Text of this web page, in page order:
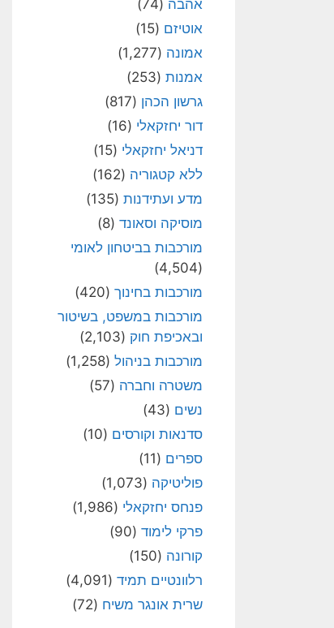
אהבה (74)
אוטיזם (15)
אמונה (1,277)
אמנות (253)
גרשון הכהן (817)
דור יחזקאלי (16)
דניאל יחזקאלי (15)
ללא קטגוריה (162)
מדע ועתידנות (135)
מוסיקה וסאונד (8)
מורכבות בביטחון לאומי
(4,504)
מורכבות בחינוך (420)
מורכבות במשפט, בשיטור
ובאכיפת חוק (2,103)
מורכבות בניהול (1,258)
משטרה וחברה (57)
נשים (43)
סדנאות וקורסים (10)
ספרים (11)
פוליטיקה (1,073)
פנחס יחזקאלי (1,986)
פרקי לימוד (90)
קורונה (150)
רלוונטיים תמיד (4,091)
שרית אונגר משיח (72)